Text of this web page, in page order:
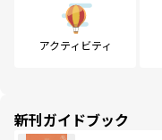
アクティビティ
新刊ガイドブック